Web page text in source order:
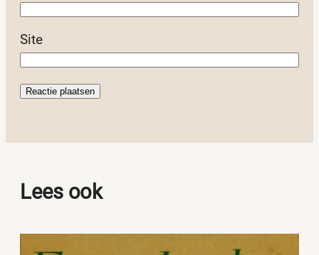
Site
Lees ook